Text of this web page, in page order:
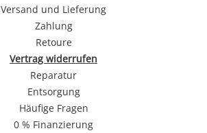
Versand und Lieferung
Zahlung
Retoure
Vertrag widerrufen
Reparatur
Entsorgung
Häufige Fragen
0 % Finanzierung